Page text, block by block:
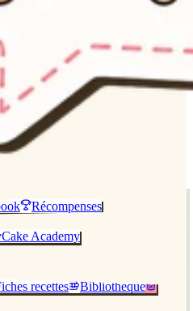
Récompenses
Academy
recettes
Bibliothèque